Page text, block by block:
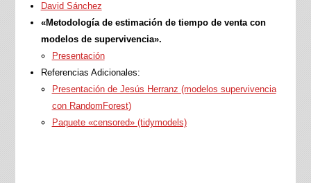
David Sánchez
«Metodología de estimación de tiempo de venta con
modelos de supervivencia».
Presentación
Referencias Adicionales:
Presentación de Jesús Herranz (modelos supervivencia
con RandomForest)
Paquete «censored» (tidymodels)